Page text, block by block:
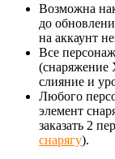
Возможна
до
на аккаунт
Все
(снаряжение
слияние и
Любого
элемент
заказать 2
снарягу).